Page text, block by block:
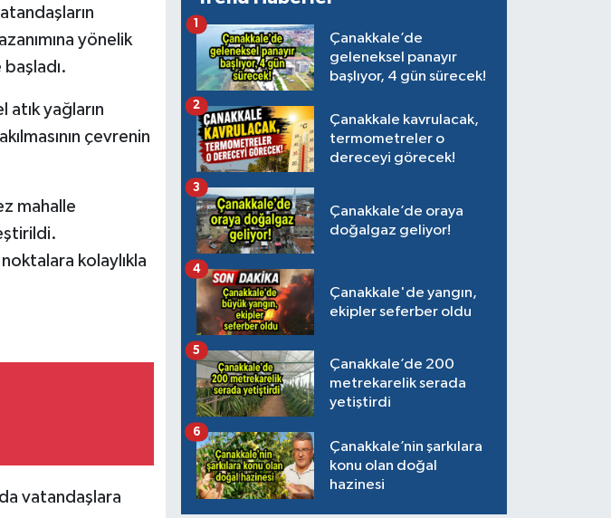
yönelik
atık yağların
çevrenin
mahalle
kolaylıkla
vatandaşlara
Çanakkale’de
geleneksel panayır
başlıyor, 4 gün sürecek!
1
Çanakkale kavrulacak,
termometreler o
dereceyi görecek!
2
Çanakkale’de oraya
doğalgaz geliyor!
3
Çanakkale'de yangın,
ekipler seferber oldu
4
Çanakkale’de 200
metrekarelik serada
yetiştirdi
5
Çanakkale’nin şarkılara
konu olan doğal
hazinesi
6